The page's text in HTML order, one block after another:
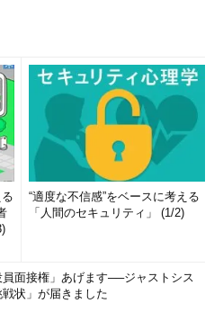
“適度な不信感”をベースに考える
「人間のセキュリティ」 (1/2)
員面接権」あげます──ジャストシス
状」が届きました